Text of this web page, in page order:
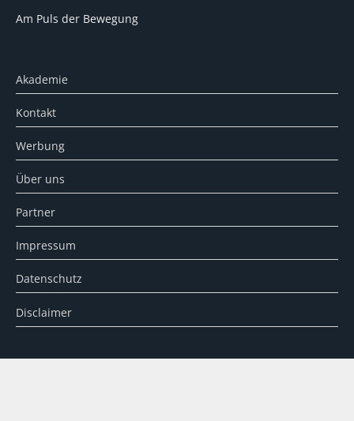
Am Puls der Bewegung
Akademie
Kontakt
Werbung
Über uns
Partner
Impressum
Datenschutz
Disclaimer